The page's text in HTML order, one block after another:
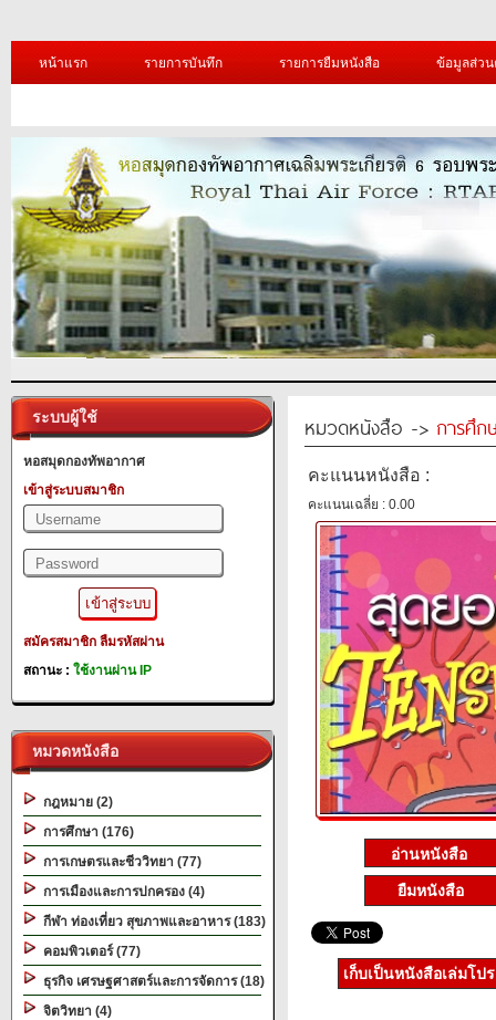
หน้าแรก รายการบันทึก รายการยืมหนังสือ ข้อมูลส่ว
ระบบผู้ใช้
หอสมุดกองทัพอากาศ
เข้าสู่ระบบสมาชิก
สมัครสมาชิก ลืมรหัสผ่าน
สถานะ : ใช้งานผ่าน IP
หมวดหนังสือ
กฎหมาย (2)
การศึกษา (176)
การเกษตรและชีววิทยา (77)
การเมืองและการปกครอง (4)
กีฬา ท่องเที่ยว สุขภาพและอาหาร (183)
คอมพิวเตอร์ (77)
ธุรกิจ เศรษฐศาสตร์และการจัดการ (18)
จิตวิทยา (4)
หมวดหนังสือ -> การศึก
คะแนนหนังสือ :
คะแนนเฉลี่ย : 0.00
ยืมหนังสือ
เก็บเป็นหนังสือเล่มโป